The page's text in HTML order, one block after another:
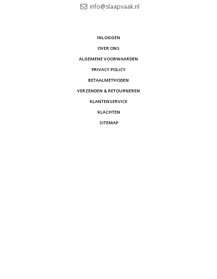
info@slaapvaak.nl
INLOGGEN
OVER ONS
ALGEMENE VOORWAARDEN
PRIVACY POLICY
BETAALMETHODEN
VERZENDEN & RETOURNEREN
KLANTENSERVICE
KLACHTEN
SITEMAP